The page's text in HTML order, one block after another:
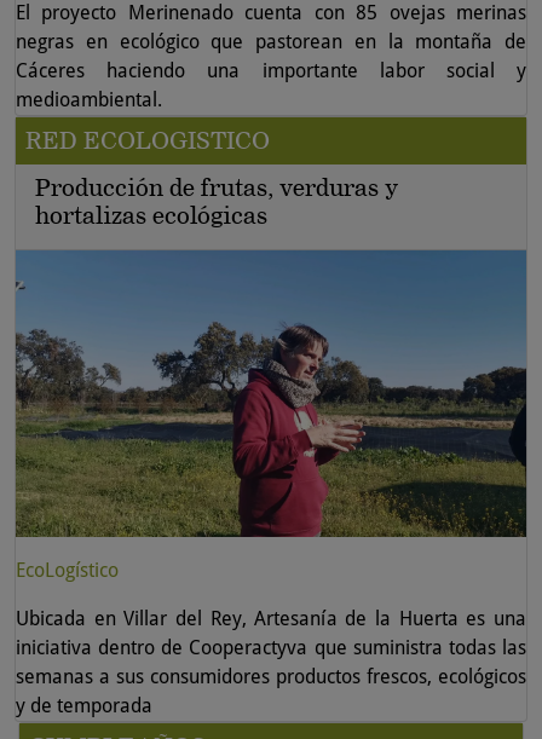
El proyecto Merinenado cuenta con 85 ovejas merinas
negras en ecológico que pastorean en la montaña de
Cáceres haciendo una importante labor social y
medioambiental.
RED ECOLOGISTICO
Producción de frutas, verduras y
hortalizas ecológicas
EcoLogístico
Ubicada en Villar del Rey, Artesanía de la Huerta es una
iniciativa dentro de Cooperactyva que suministra todas las
semanas a sus consumidores productos frescos, ecológicos
y de temporada